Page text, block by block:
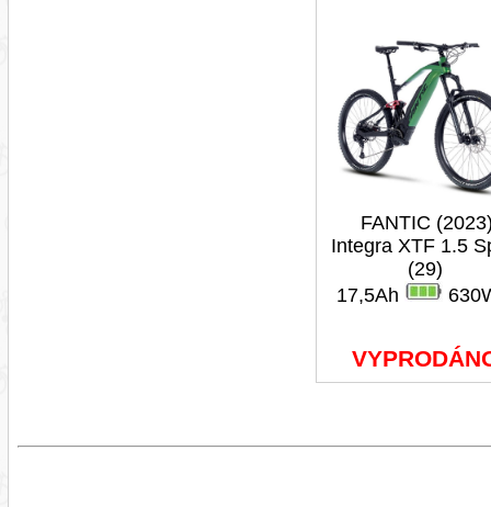
FANTIC
Integra XTF 1.5
(29)
17,5Ah